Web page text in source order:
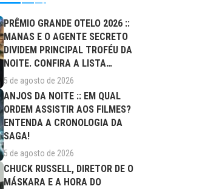
PRÊMIO GRANDE OTELO 2026 ::
MANAS E O AGENTE SECRETO
DIVIDEM PRINCIPAL TROFÉU DA
NOITE. CONFIRA A LISTA
COMPLETA DE...
5 de agosto de 2026
ANJOS DA NOITE :: EM QUAL
ORDEM ASSISTIR AOS FILMES?
ENTENDA A CRONOLOGIA DA
SAGA!
5 de agosto de 2026
CHUCK RUSSELL, DIRETOR DE O
MÁSKARA E A HORA DO